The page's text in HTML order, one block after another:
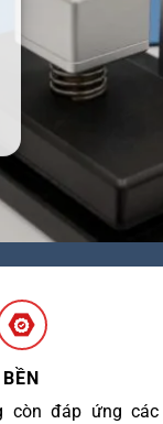
BỀN
còn đáp ứng các